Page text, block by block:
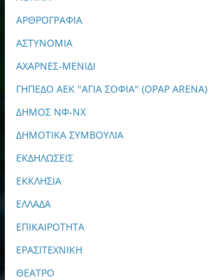
ΑΡΘΡΟΓΡΑΦΙΑ
ΑΣΤΥΝΟΜΙΑ
ΑΧΑΡΝΕΣ-ΜΕΝΙΔΙ
ΓΗΠΕΔΟ ΑΕΚ "ΑΓΙΑ ΣΟΦΙΑ" (OPAP ARENA)
ΔΗΜΟΣ ΝΦ-ΝΧ
ΔΗΜΟΤΙΚΑ ΣΥΜΒΟΥΛΙΑ
ΕΚΔΗΛΩΣΕΙΣ
ΕΚΚΛΗΣΙΑ
ΕΛΛΑΔΑ
ΕΠΙΚΑΙΡΟΤΗΤΑ
ΕΡΑΣΙΤΕΧΝΙΚΗ
ΘΕΑΤΡΟ